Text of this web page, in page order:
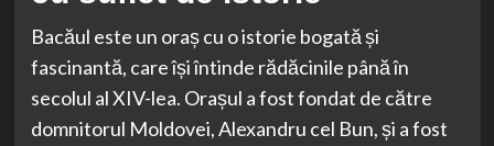
Bacăul este un oraș cu o istorie bogată și
fascinantă, care își întinde rădăcinile până în
secolul al XIV-lea. Orașul a fost fondat de către
domnitorul Moldovei, Alexandru cel Bun, și a fost